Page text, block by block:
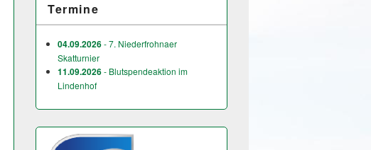
Termine
04.09.2026- 7. Niederfrohnaer
Skatturnier
11.09.2026- Blutspendeaktion im
Lindenhof